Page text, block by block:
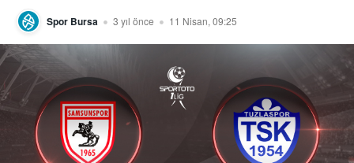
Spor Bursa 3 yıl önce 11 Nisan, 09:25